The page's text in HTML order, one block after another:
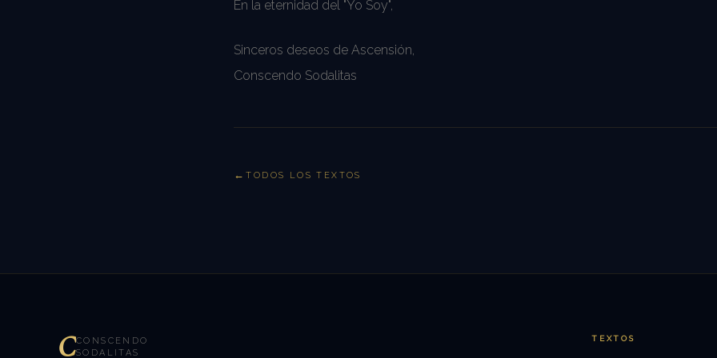
En la eternidad del "Yo Soy",
Sinceros deseos de Ascensión,
Conscendo Sodalitas
TODOS LOS TEXTOS
CCONSCENDO
SODALITAS
TEXTOS